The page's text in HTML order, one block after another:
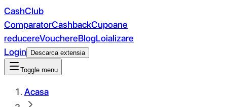
CashClub
ComparatorCashbackCupoane
reducereVouchereBlogLoializare
Login
Descarca extensia
Toggle menu
Acasa